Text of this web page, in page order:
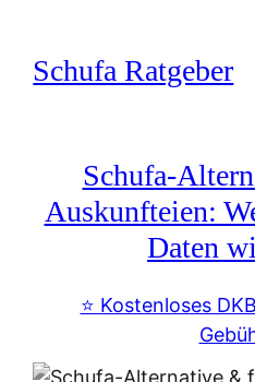
springen
Schufa Ratgeber
Schufa-
Auskunfteien:
Daten
⭐️ Kostenloses